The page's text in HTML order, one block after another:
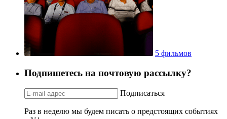
5 фильмов
Подпишетесь на почтовую рассылку?
Подписаться
Раз в неделю мы будем писать о предстоящих событиях